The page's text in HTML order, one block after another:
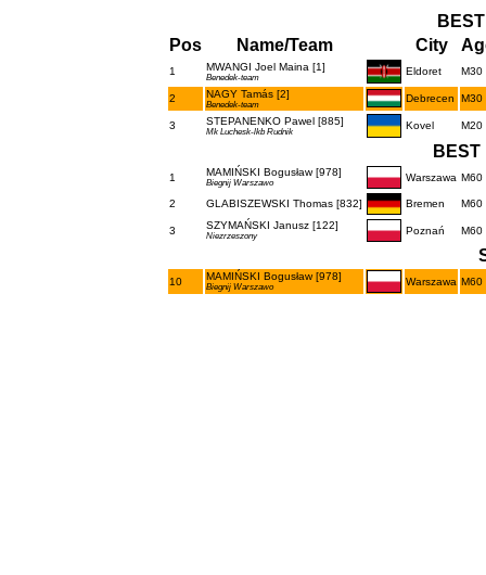
Pos
Name/Team City
1 MWANGI Joel Maina [1]
Benedek-team
Eldoret M30
2 NAGY Tamás [2]
Benedek-team
Debrecen M30
3 STEPANENKO Pawel [885]
Mk Luchesk-lkb Rudnik
Kovel M20
BEST
1 MAMIŃSKI Bogusław [978]
Biegnij Warszawo Warszawa M60
2 GLABISZEWSKI Thomas [832] Bremen M60
3 SZYMAŃSKI Janusz [122]
Niezrzeszony Poznań M60
10 MAMIŃSKI Bogusław [978]
Biegnij Warszawo Warszawa M60